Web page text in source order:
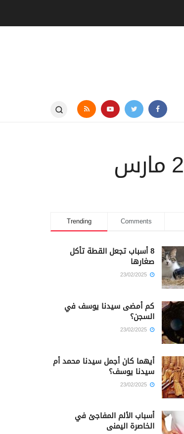
Trending Comments
8 أسباب تجعل القطة تأكل
صغارها
كم أمضى سيدنا يوسف في
السجن؟
أيهما كان أجمل سيدنا محمد أم
سيدنا يوسف؟
أسباب الألم المفاجئ في
الخاصرة اليمنى